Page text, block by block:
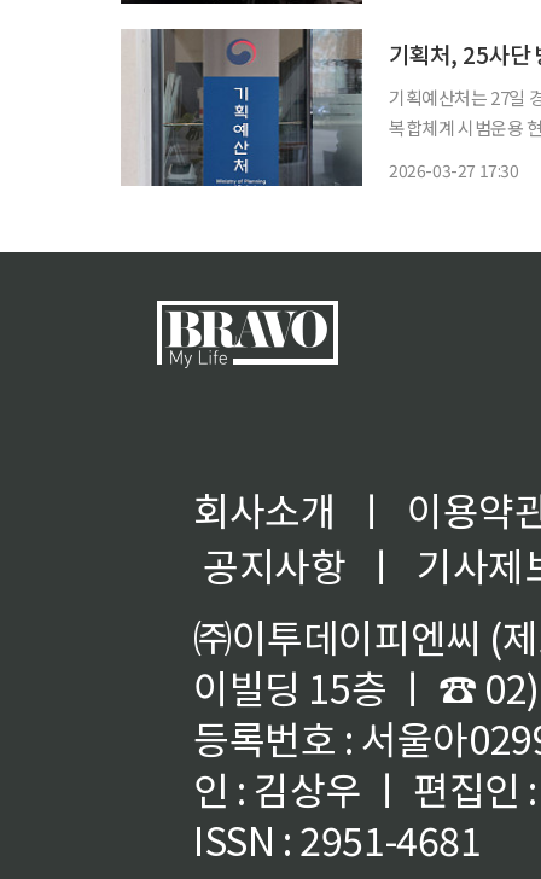
기획처, 25사단
기획예산처는 27일
복합체계 시범운용
2026-03-27 17:30
회사소개 ㅣ
이용약
공지사항
ㅣ
기사제
㈜이투데이피엔씨 (
이빌딩 15층 ㅣ ☎
등록번호 : 서울아
인 : 김상우 ㅣ 편집인
ISSN : 2951-4681